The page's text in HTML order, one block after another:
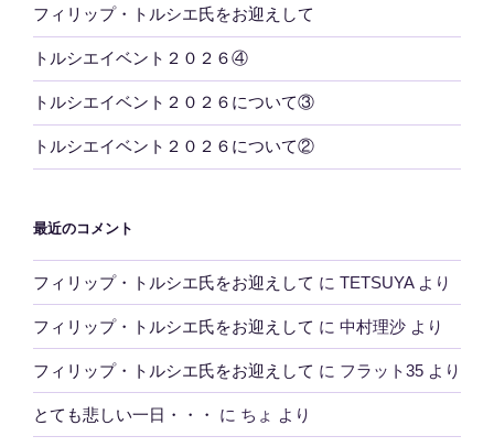
フィリップ・トルシエ氏をお迎えして
トルシエイベント２０２６④
トルシエイベント２０２６について③
トルシエイベント２０２６について②
最近のコメント
フィリップ・トルシエ氏をお迎えして に TETSUYAより
フィリップ・トルシエ氏をお迎えして に 中村理沙 より
フィリップ・トルシエ氏をお迎えして に フラット35 より
とても悲しい一日・・・ に ちょ より